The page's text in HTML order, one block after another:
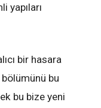
yapıları
bir hasara
bu
bu bize yeni